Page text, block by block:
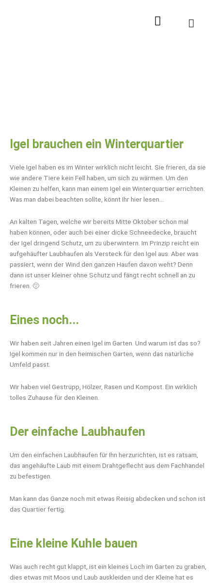
Igel brauchen ein Winterquartier
Viele Igel haben es im Winter wirklich nicht leicht. Sie frieren, da sie
wie andere Tiere kein Fell haben, um sich zu wärmen. Um den
Kleinen zu helfen, kann man einem Igel ein Winterquartier errichten.
Was man dabei beachten sollte, könnt Ihr hier lesen…
An kalten Tagen, welche wir bereits Mitte Oktober schon mal
haben können, oder auch bei einer dicke Schneedecke, braucht
der Igel dringend Schutz, um zu überwintern. Im Prinzip reicht ein
aufgehäufter Laubhaufen als Versteck für den Igel aus. Aber was
passiert, wenn der Wind den ganzen Haufen davon weht? Denn
dann ist unser kleiner ohne Schutz und fängt recht schnell an zu
frieren. 🙁
Eines noch...
Wir haben seit Jahren einen Igel im Garten. Und warum ist das so?
Igel kommen nur in den heimischen Garten, wenn das natürliche
Umfeld passt.
Wir haben viel Gestrüpp, Hölzer, Rasen und Kompost. Ein wirklich
tolles Zuhause für den Kleinen.
Der einfache Laubhaufen
Um den einfachen Laubhaufen für Ihn herzurichten, ist es ratsam,
das angehäufte Laub mit einem Drahtgeflecht aus dem Fachhandel
zu befestigen.
Man kann das Ganze noch mit etwas Reisig abdecken und schon ist
das Quartier fertig.
Eine kleine Kuhle bauen
Was auch recht gut klappt, ist ein kleines Loch im Garten zu graben,
dies etwas mit Moos und Laub auskleiden und der Kleine hat es